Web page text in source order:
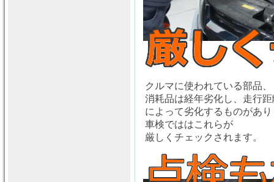
クルマに使われている部品、
消耗品は経年劣化し、走行距
によって劣化するものがあり
車検でははこれらが
厳しくチェックされます。